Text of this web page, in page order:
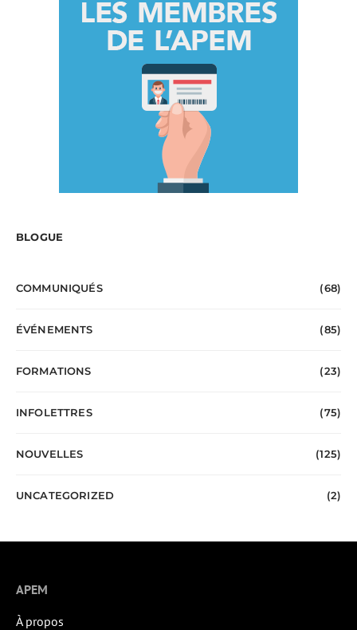
BLOGUE
COMMUNIQUÉS (68)
ÉVÉNEMENTS (85)
FORMATIONS (23)
INFOLETTRES (75)
NOUVELLES (125)
UNCATEGORIZED (2)
APEM
À propos